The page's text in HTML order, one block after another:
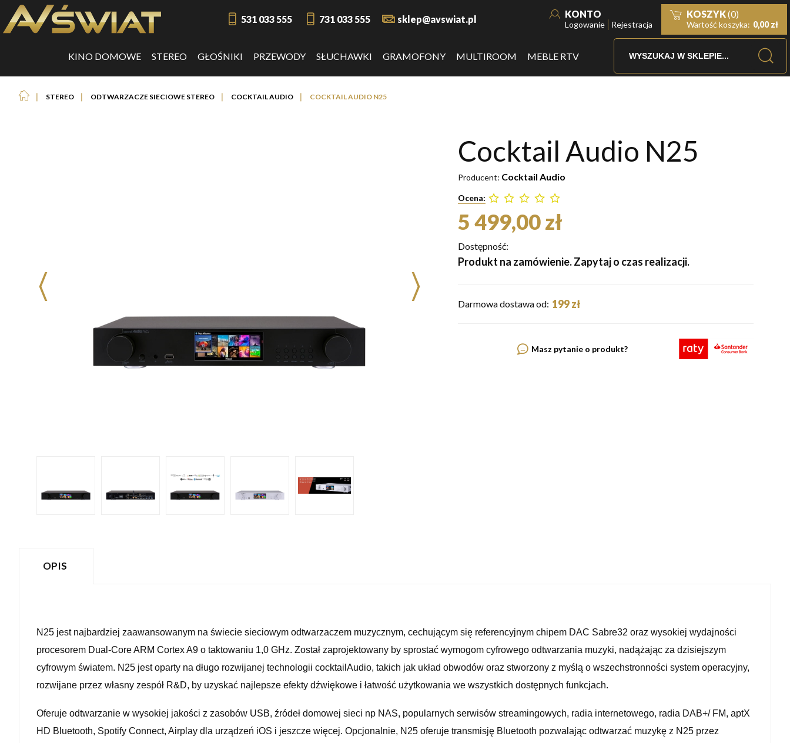
531 033 555 731 033 555 sklep@avswiat.pl KONTO
Logowanie Rejestracja
KOSZYK(0)
Wartość koszyka: 0,00 zł
KINO DOMOWE STEREO GŁOŚNIKI PRZEWODY SŁUCHAWKI GRAMOFONY MULTIROOM MEBLE RTV
❘ STEREO ❘ ODTWARZACZE SIECIOWE STEREO ❘ COCKTAIL AUDIO ❘ COCKTAIL AUDIO N25
Cocktail Audio N25
Producent: Cocktail Audio
Ocena:
5 499,00 zł
Dostępność:
Produkt na zamówienie. Zapytaj o czas realizacji.
Darmowa dostawa od: 199 zł
Masz pytanie o produkt?
OPIS
N25 jest najbardziej zaawansowanym na świecie sieciowym odtwarzaczem muzycznym, cechującym się referencyjnym chipem DAC Sabre32 oraz wysokiej wydajności
procesorem Dual-Core ARM Cortex A9 o taktowaniu 1,0 GHz. Został zaprojektowany by sprostać wymogom cyfrowego odtwarzania muzyki, nadążając za dzisiejszym
cyfrowym światem. N25 jest oparty na długo rozwijanej technologii cocktailAudio, takich jak układ obwodów oraz stworzony z myślą o wszechstronności system operacyjny,
rozwijane przez własny zespół R&D, by uzyskać najlepsze efekty dźwiękowe i łatwość użytkowania we wszystkich dostępnych funkcjach.
Oferuje odtwarzanie w wysokiej jakości z zasobów USB, źródeł domowej sieci np NAS, popularnych serwisów streamingowych, radia internetowego, radia DAB+/ FM, aptX
HD Bluetooth, Spotify Connect, Airplay dla urządzeń iOS i jeszcze więcej. Opcjonalnie, N25 oferuje transmisję Bluetooth pozwalając odtwarzać muzykę z N25 przez